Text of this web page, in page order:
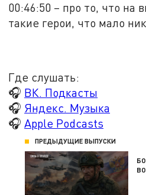
00:46:50 – про то, что на
такие герои, что мало
Где слушать:
🎧 ВК. Подкасты
🎧 Яндекс. Музыка
🎧 Apple Podcasts
ПРЕДЫДУЩИЕ ВЫПУСКИ